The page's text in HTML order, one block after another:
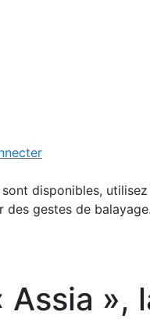
disponibles,
des gestes de balayage.